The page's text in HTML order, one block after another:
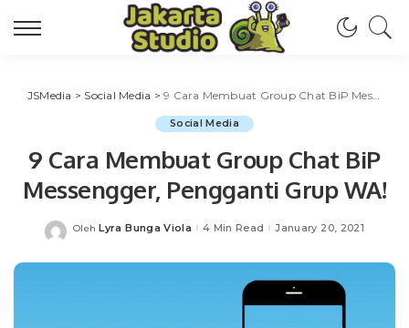
JSMedia > Social Media >9 Cara Membuat Group Chat BiP Messengger, Pengganti Grup WA!
Social Media
9 Cara Membuat Group Chat BiP
Messengger, Pengganti Grup WA!
Posted
Oleh Lyra Bunga Viola 4 Min Read January 20, 2021